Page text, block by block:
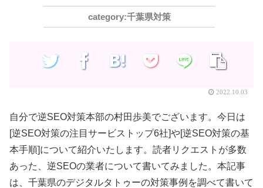
千葉県対策
2022.10.03
自分で逆SEO対策本部の村田歩美でございます。今日は
[逆SEO対策の注目サービストップ6社]や[逆SEO対策の基
本手順]について紹介いたします。読者リクエストが多数
あった、逆SEOの業者について書いてみました。本記事
は、千葉県のデジタルタトゥーの対策事例を調べて書いて